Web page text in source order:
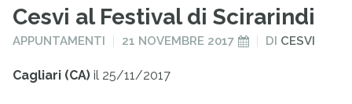
Cesvi al Festival di Scirarindi
PUBBLICATO
APPUNTAMENTI
PUBBLICATO
21 NOVEMBRE 2017 DI CESVI
Cagliari (CA) il 25/11/2017